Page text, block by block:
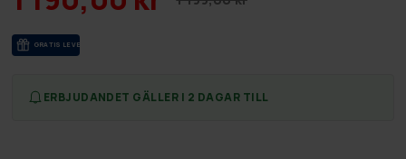
GRA­TIS LE­VE­RANS
ERBJUDANDET GÄLLER I 2 DAGAR TILL